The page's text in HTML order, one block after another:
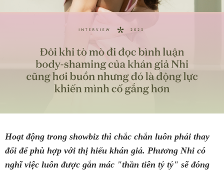
Hoạt động trong showbiz thì chắc chắn luôn phải thay
đổi để phù hợp với thị hiếu khán giả. Phương Nhi có
nghĩ việc luôn được gắn mác "thần tiên tỷ tỷ" sẽ đóng